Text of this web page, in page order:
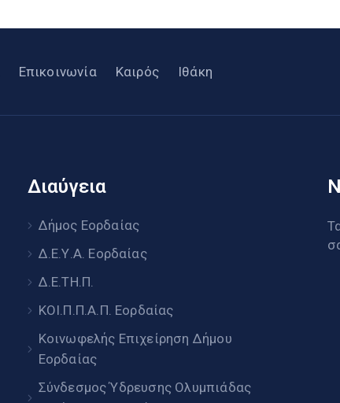
Επικοινωνία Καιρός Ιθάκη
Διαύγεια
Δήμος Εορδαίας
Δ.Ε.Υ.Α. Εορδαίας
Δ.Ε.ΤΗ.Π.
ΚΟΙ.Π.Π.Α.Π. Εορδαίας
Κοινωφελής Επιχείρηση Δήμου
Εορδαίας
Σύνδεσμος Ύδρευσης Ολυμπιάδας